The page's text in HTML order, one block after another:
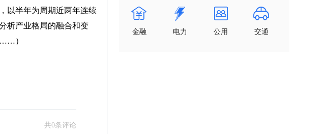
以半年为周期近两年连续
析产业格局的融合和变
……）
共0条评论
金融 电力 公用 交通